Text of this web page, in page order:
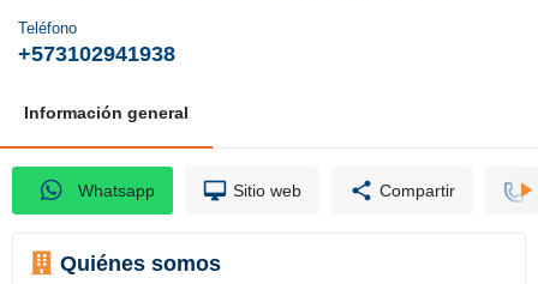
Teléfono
+573102941938
Información general
Whatsapp Sitio web Compartir
Quiénes somos